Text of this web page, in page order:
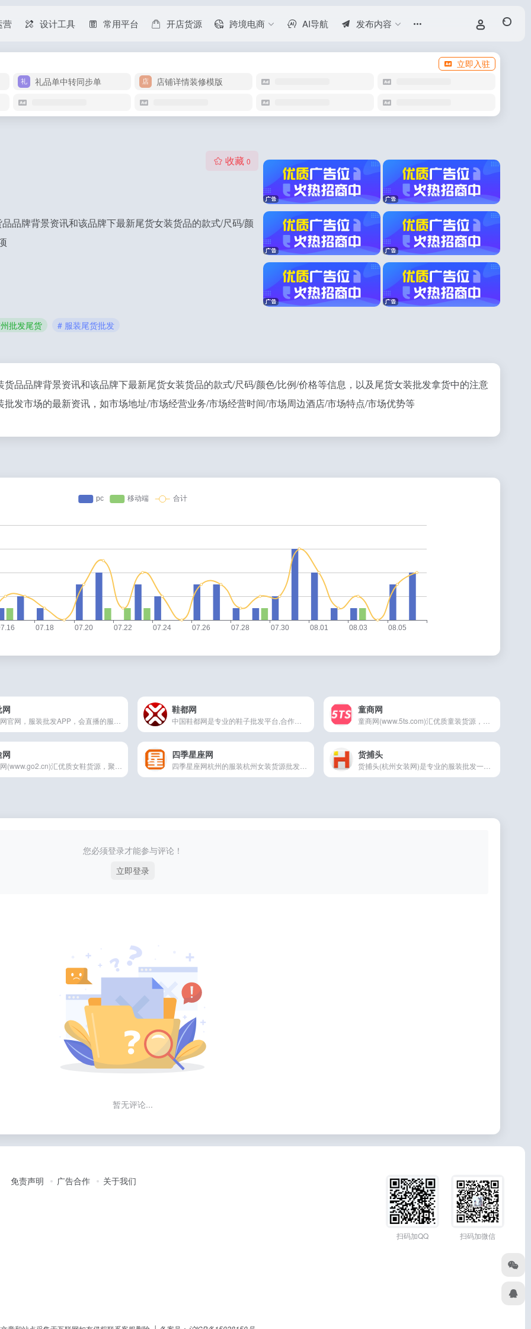
营 设计工具 常用平台 开店货源 跨境电商 AI导航 发布内容
立即入驻
礼品单中转同步单
店铺详情装修模版
收藏 0
品牌背景资讯和该品牌下最新尾货女装货品的款式/尺码/颜
批发尾货 # 服装尾货批发
品品牌背景资讯和该品牌下最新尾货女装货品的款式/尺码/颜色/比例/价格等信息，以及尾货女装批发拿货中的注意
发市场的最新资讯，如市场地址/市场经营业务/市场经营时间/市场周边酒店/市场特点/市场优势等
鞋都网 童商网
四季星座网 货捕头
您必须登录才能参与评论！
立即登录
暂无评论...
免责声明 广告合作 关于我们
扫码加QQ 扫码加微信